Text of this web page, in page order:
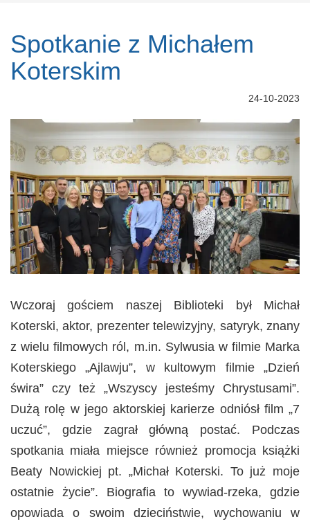
Spotkanie z Michałem
Koterskim
24-10-2023
Wczoraj gościem naszej Biblioteki był Michał
Koterski, aktor, prezenter telewizyjny, satyryk, znany
z wielu filmowych ról, m.in. Sylwusia w filmie Marka
Koterskiego „Ajlawju”, w kultowym filmie „Dzień
świra” czy też „Wszyscy jesteśmy Chrystusami”.
Dużą rolę w jego aktorskiej karierze odniósł film „7
uczuć”, gdzie zagrał główną postać. Podczas
spotkania miała miejsce również promocja książki
Beaty Nowickiej pt. „Michał Koterski. To już moje
ostatnie życie”. Biografia to wywiad-rzeka, gdzie
opowiada o swoim dzieciństwie, wychowaniu w